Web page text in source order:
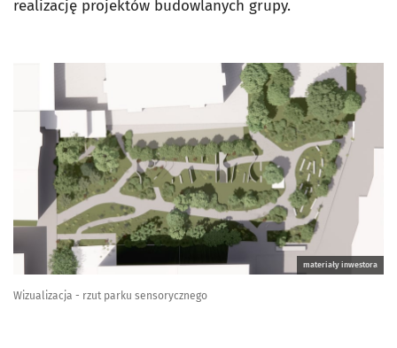
realizację projektów budowlanych grupy.
materiały inwestora
Wizualizacja - rzut parku sensorycznego